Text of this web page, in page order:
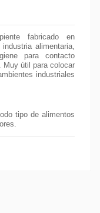
fabricado en
alimentaria,
para contacto
Muy útil para colocar
industriales
tipo de alimentos